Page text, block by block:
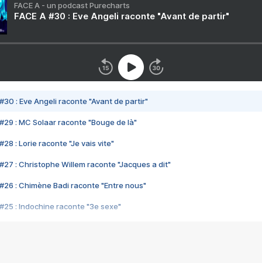
FACE A - un podcast Purecharts
FACE A #30 : Eve Angeli raconte "Avant de partir"
#30 : Eve Angeli raconte "Avant de partir"
#29 : MC Solaar raconte "Bouge de là"
#28 : Lorie raconte "Je vais vite"
#27 : Christophe Willem raconte "Jacques a dit"
#26 : Chimène Badi raconte "Entre nous"
#25 : Indochine raconte "3e sexe"